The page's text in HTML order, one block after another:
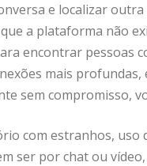
e localizar
a plataforma não
encontrar pessoas
mais
sem compromisso,
com estranhos, uso
ser por chat ou